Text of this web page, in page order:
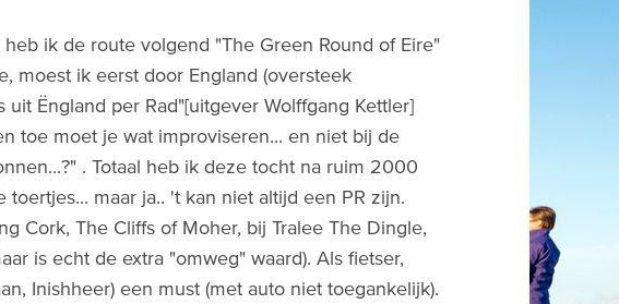
ik de route volgend "The Green Round of Eire"
moest ik eerst door England (oversteek
Ëngland per Rad"[uitgever Wolffgang Kettler]
toe moet je wat improviseren... en niet bij de
. Totaal heb ik deze tocht na ruim 2000
maar ja.. 't kan niet altijd een PR zijn.
Cork, The Cliffs of Moher, bij Tralee The Dingle,
is echt de extra "omweg" waard). Als fietser,
Inishheer) een must (met auto niet toegankelijk).